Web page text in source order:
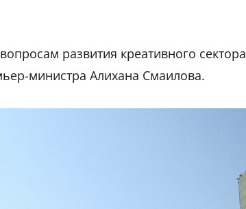
развития креативного сектора
министра Алихана Смаилова.